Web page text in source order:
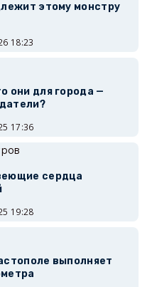
этому монстру
18:23
они для города —
17:36
сердца
19:28
выполняет